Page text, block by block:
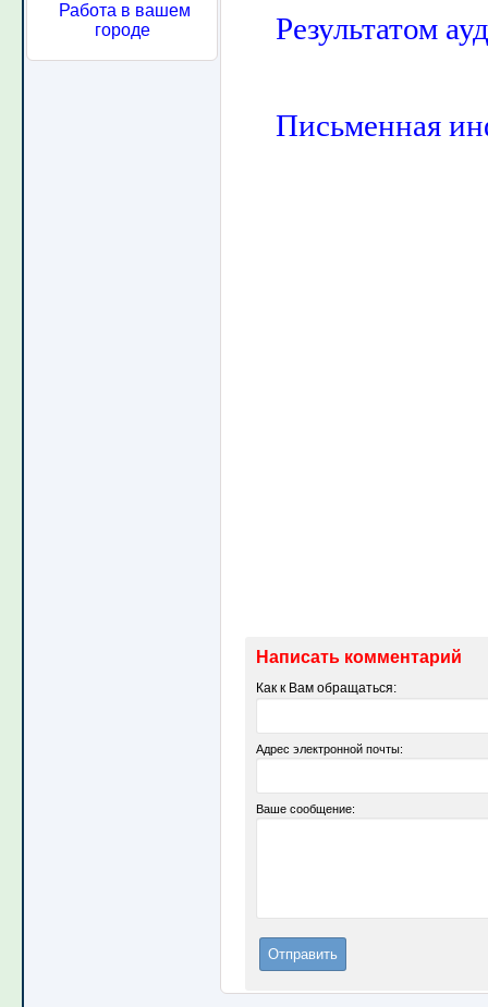
Работа в вашем
городе
Результатом
Письменная
Написать комментарий
Как к Вам обращаться:
Адрес электронной почты:
Ваше сообщение: